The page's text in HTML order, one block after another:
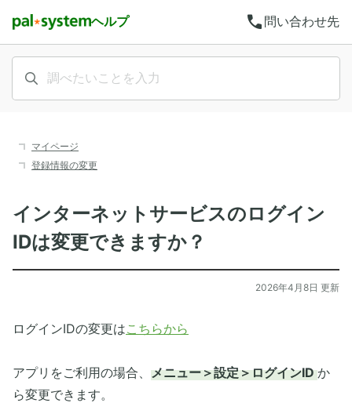
ヘルプ call 問い合わせ先
マイページ
登録情報の変更
インターネットサービスのログイン
IDは変更できますか？
2026年4月8日 更新
ログインIDの変更はこちらから
アプリをご利用の場合、 メニュー＞設定＞ログインIDか
ら変更できます。